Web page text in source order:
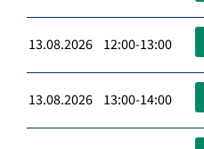
13.08.2026 12:00-13:00
13.08.2026 13:00-14:00